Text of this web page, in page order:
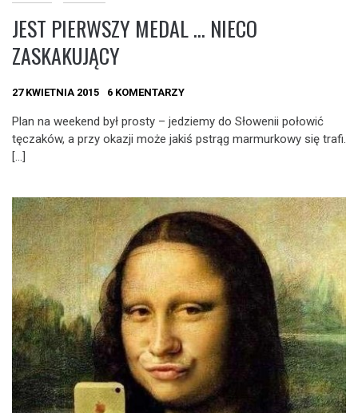
JEST PIERWSZY MEDAL … NIECO
ZASKAKUJĄCY
27 KWIETNIA 2015 6 KOMENTARZY
Plan na weekend był prosty – jedziemy do Słowenii połowić
tęczaków, a przy okazji może jakiś pstrąg marmurkowy się trafi.
[…]